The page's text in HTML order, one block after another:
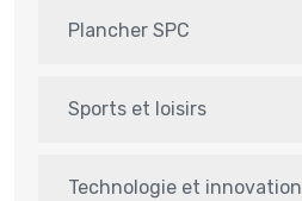
Plancher SPC
Sports et loisirs
Technologie et innovation